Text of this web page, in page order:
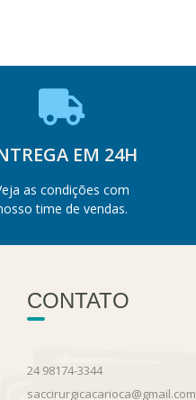
EM 24H
as condições com
time de vendas.
CONTATO
24 98174-3344
saccirurgicacarioca@gmail.com